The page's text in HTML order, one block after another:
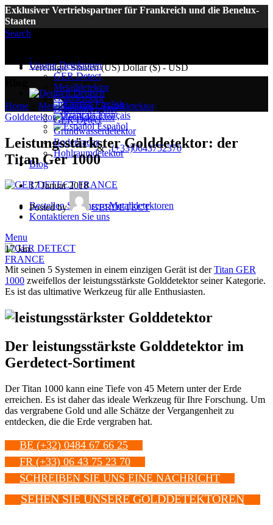
Exklusiver Vertriebspartner für Frankreich und die Benelux-
Staaten
Vereinigte Staaten (US) Dollar ($) - USD
Deutsch
English
Français
Español
&(+33)0643752370
Search
Unsere Detektoren
GER Detect
Metalldetektor
Golddetektor
Diamantdetektor
GER Detect
Grundwasserdetektor
Bodenradar
Hohlraumdetektor
Blog
Bestellen Sie unsere Metalldetektoren
Kontaktieren Sie uns
Menu
Home Metalldetektor»Golddetektor»
Golddetektor,Metalldetektor
Leistungsstärkster Golddetektor: der
Titan Ger 1000
17 Januar 2018
Posted by GERDETECT
17Jan.
Mit seinen 5 Systemen in einem einzigen Gerät ist derTitan GER
1000 zweifellos der leistungsstärkste Golddetektor seiner Kategorie.
Es ist das ultimative Werkzeug für alle Enthusiasten.
Der leistungsstärkste Golddetektor im
Gerdetect-Sortiment
Der Titan 1000 kann eine Tiefe von 45 Metern unter der Erde
erreichen. Es ist daher das ideale Werkzeug für Ihre Forschung. Um
das vergrabene Gold und alle Schätze der Vergangenheit zu
entdecken, die die Erde vergraben hat.
BE (+32) 0484 67 66 25
FR (+33) 06 43 75 23 70
SCHREIBEN SIE UNS EINE NACHRICHT
SEHEN SIE UNSERE GOLDDETEKTOREN